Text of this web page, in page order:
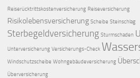
Reiserücktrittskostenversicherung Reiseversicherung
Risikolebensversicherung Scheibe Steinschlag
Sterbegeldversicherung Sturmschaden
Unterversicherung Versicherungs-Check
Windschutzscheibe Wohngebäudeversicherung
Überversicherung